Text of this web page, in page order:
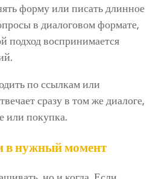
форму или писать длинное
в диалоговом формате,
подход воспринимается
по ссылкам или
сразу в том же диалоге,
или покупка.
в нужный момент